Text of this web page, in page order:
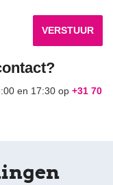
VERSTUUR
en 17:30 op +31 70